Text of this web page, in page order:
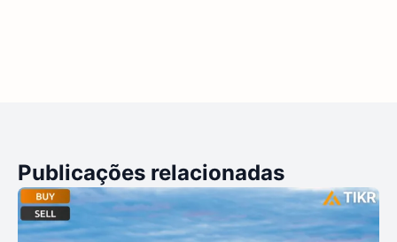
Publicações relacionadas